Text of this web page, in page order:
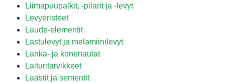
Liimapuupalkit, -pilarit ja -levyt
Levyeristeet
Laude-elementit
Lastulevyt ja melamiinilevyt
Lanka- ja konenaulat
Laituritarvikkeet
Laastit ja sementit